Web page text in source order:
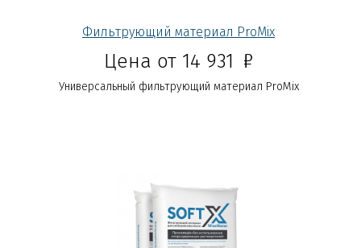
Фильтрующий материал ProMix
Цена от 14 931 Р
Универсальный фильтрующий материал ProMix